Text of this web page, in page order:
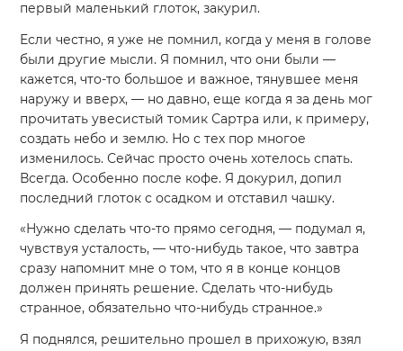
первый маленький глоток, закурил.
Если честно, я уже не помнил, когда у меня в голове
были другие мысли. Я помнил, что они были —
кажется, что-то большое и важное, тянувшее меня
наружу и вверх, — но давно, еще когда я за день мог
прочитать увесистый томик Сартра или, к примеру,
создать небо и землю. Но с тех пор многое
изменилось. Сейчас просто очень хотелось спать.
Всегда. Особенно после кофе. Я докурил, допил
последний глоток с осадком и отставил чашку.
«Нужно сделать что-то прямо сегодня, — подумал я,
чувствуя усталость, — что-нибудь такое, что завтра
сразу напомнит мне о том, что я в конце концов
должен принять решение. Сделать что-нибудь
странное, обязательно что-нибудь странное.»
Я поднялся, решительно прошел в прихожую, взял